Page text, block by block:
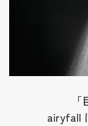
airyfall